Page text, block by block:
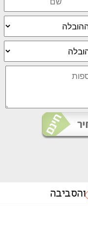
והסביבה